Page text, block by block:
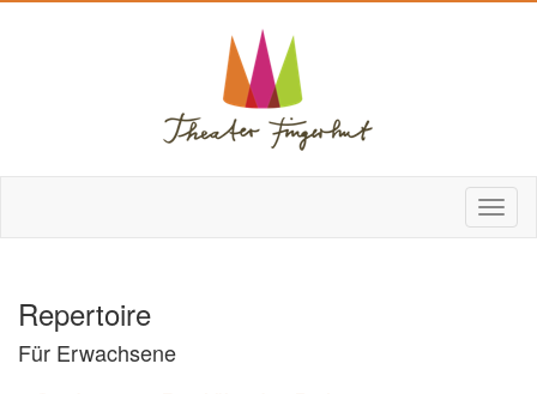
Repertoire
Für Erwachsene